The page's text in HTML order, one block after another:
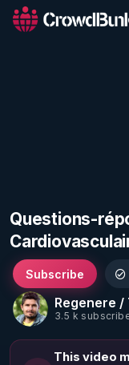
Questions-
Regenere
3.5 k
Subscribe
This video